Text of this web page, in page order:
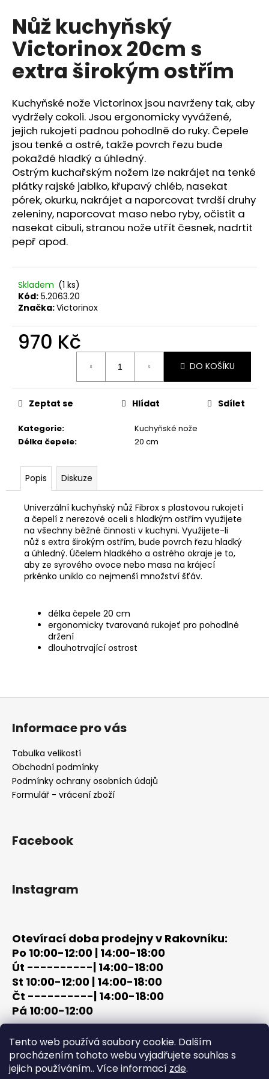
Tento web používá soubory cookie. Dalším
procházením tohoto webu vyjadřujete souhlas s
jejich používáním.. Více informací zde.
produktu
je
0,0
z
5
hvězdiček.
Nůž kuchyňský
Victorinox 20cm s
extra širokým ostřím
Kuchyňské nože Victorinox jsou navrženy tak, aby
vydržely cokoli. Jsou ergonomicky vyvážené,
jejich rukojeti padnou pohodlně do ruky. Čepele
jsou tenké a ostré, takže povrch řezu bude
pokaždé hladký a úhledný.
Ostrým kuchařským nožem lze nakrájet na tenké
plátky rajské jablko, křupavý chléb, nasekat
pórek, okurku, nakrájet a naporcovat tvrdší druhy
zeleniny, naporcovat maso nebo ryby, očistit a
nasekat cibuli, stranou nože utřít česnek, nadrtit
pepř apod.
Skladem (1 ks)
Kód: 5.2063.20
Značka:Victorinox
970 Kč
DO KOŠÍKU
Kategorie:
Kuchyňské nože
Délka čepele: 20 cm
Zeptat se Hlídat Sdílet
Popis Diskuze
Univerzální kuchyňský nůž Fibrox s plastovou rukojetí
a čepelí z nerezové oceli s hladkým ostřím využijete
na všechny běžné činnosti v kuchyni. Využijete-li
nůž s extra širokým ostřím, bude povrch řezu hladký
a úhledný. Účelem hladkého a ostrého okraje je to,
aby ze syrového ovoce nebo masa na krájecí
prkénko uniklo co nejmenší množství šťáv.
délka čepele 20 cm
ergonomicky tvarovaná rukojeť pro pohodlné
držení
dlouhotrvající ostrost
a
j
í
t
?
HLEDAT
D
o
p
o
r
č
u
e
m
650
Z
Informace pro vás
Tabulka velikostí
Obchodní podmínky
Podmínky ochrany osobních údajů
Formulář - vrácení zboží
Facebook
Instagram
Otevírací doba prodejny v Rakovníku:
Po 10:00-12:00 | 14:00-18:00
Út ----------| 14:00-18:00
St 10:00-12:00 | 14:00-18:00
Čt ----------| 14:00-18:00
Pá 10:00-12:00
tel: +420 603 320 859
email: terc-zbrane@seznam.cz